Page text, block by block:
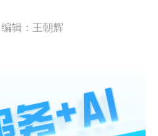
编辑：王朝辉